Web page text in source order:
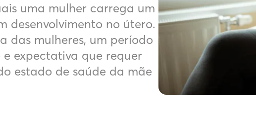
uma mulher carrega um
desenvolvimento no útero.
das mulheres, um período
expectativa que requer
estado de saúde da mãe